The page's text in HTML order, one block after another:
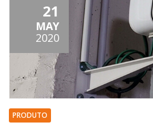
21
MAY
2020
PRODUTO